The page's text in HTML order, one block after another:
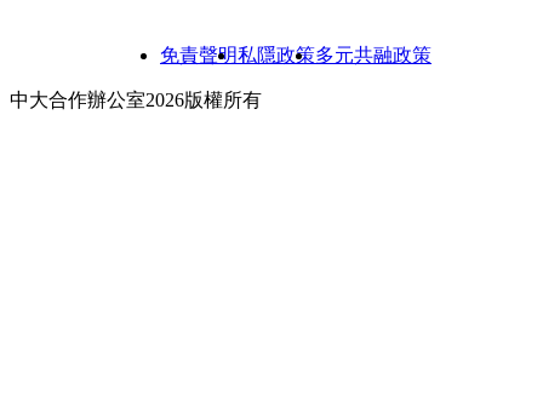
免責聲明私隱政策多元共融政策
中大合作辦公室2026版權所有